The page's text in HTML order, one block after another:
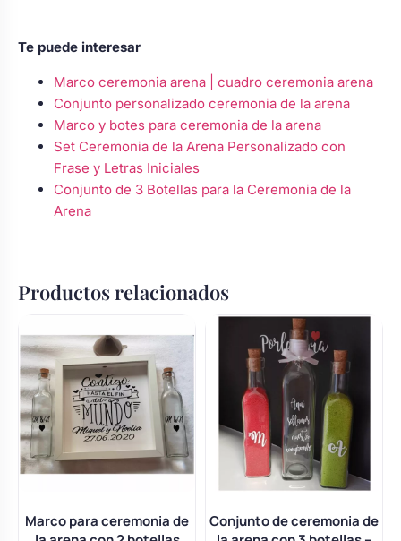
Te puede interesar
Marco ceremonia arena | cuadro ceremonia arena
Conjunto personalizado ceremonia de la arena
Marco y botes para ceremonia de la arena
Set Ceremonia de la Arena Personalizado con
Frase y Letras Iniciales
Conjunto de 3 Botellas para la Ceremonia de la
Arena
Productos relacionados
Marco para ceremonia de
Conjunto de ceremonia de